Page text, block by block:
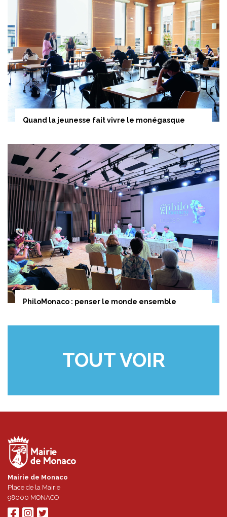
Quand la jeunesse fait vivre le monégasque
PhiloMonaco : penser le monde ensemble
TOUT VOIR
Mairie de Monaco
Place de la Mairie
98000 MONACO